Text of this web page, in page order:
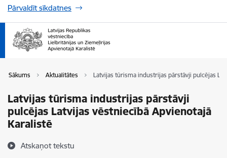
Pārvaldīt sīkdatnes
Sākums Aktualitātes Latvijas tūrisma industrijas pārstāvji pulcējas
Latvijas tūrisma industrijas pārstāvji
pulcējas Latvijas vēstniecībā Apvienotajā
Karalistē
Atskaņot tekstu